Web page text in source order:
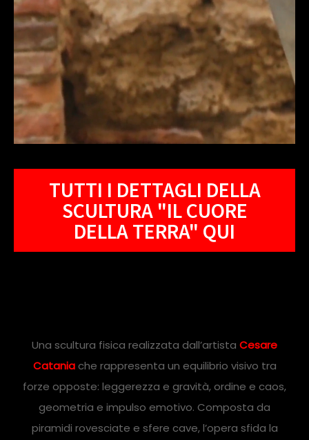
TUTTI I DETTAGLI DELLA
SCULTURA "IL CUORE
DELLA TERRA" QUI
Una scultura fisica realizzata dall’artista Cesare
Cataniache rappresenta un equilibrio visivo tra
forze opposte: leggerezza e gravità, ordine e caos,
geometria e impulso emotivo. Composta da
piramidi rovesciate e sfere cave, l’opera sfida la